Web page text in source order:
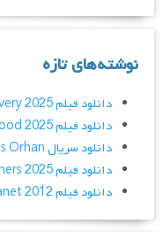
نوشته‌های تازه
دانلود فیلم A Time for Bravery 2025
دانلود فیلم The Great Flood 2025
دانلود سریال Kurulus Orhan
دانلود فیلم The Thing with Feathers 2025
دانلود فیلم Adventure Planet 2012